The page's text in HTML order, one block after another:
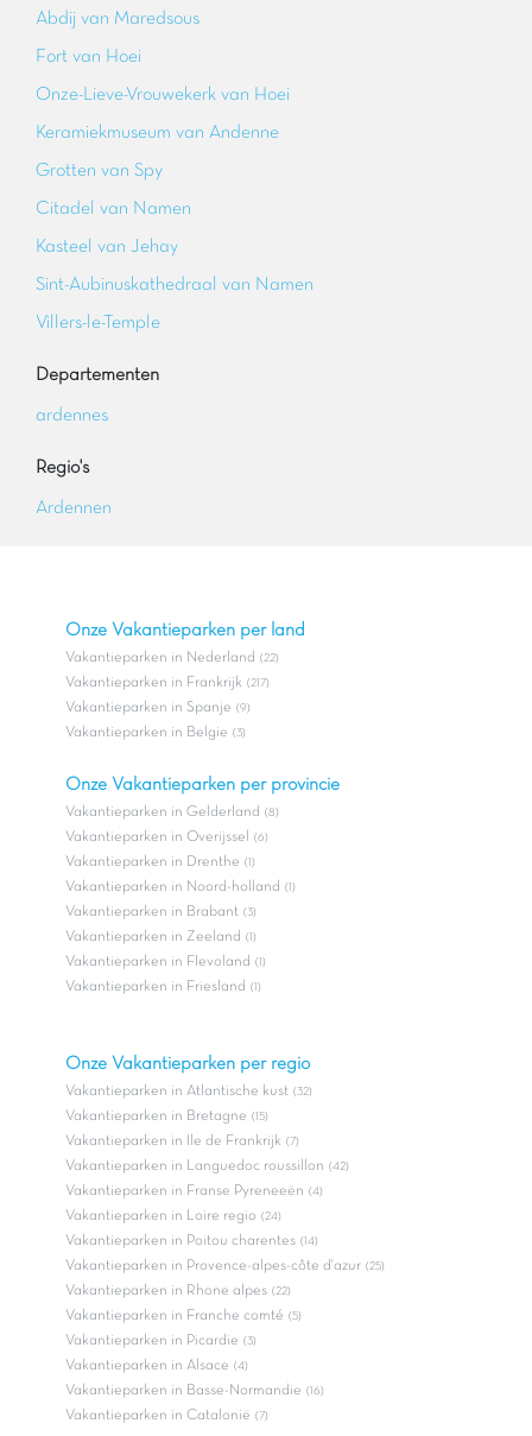
Abdij van Maredsous
Fort van Hoei
Onze-Lieve-Vrouwekerk van Hoei
Keramiekmuseum van Andenne
Grotten van Spy
Citadel van Namen
Kasteel van Jehay
Sint-Aubinuskathedraal van Namen
Villers-le-Temple
Departementen
ardennes
Regio's
Ardennen
Onze Vakantieparken per land
Vakantieparken in Nederland (22)
Vakantieparken in Frankrijk (217)
Vakantieparken in Spanje (9)
Vakantieparken in Belgie (3)
Onze Vakantieparken per provincie
Vakantieparken in Gelderland (8)
Vakantieparken in Overijssel (6)
Vakantieparken in Drenthe (1)
Vakantieparken in Noord-holland (1)
Vakantieparken in Brabant (3)
Vakantieparken in Zeeland (1)
Vakantieparken in Flevoland (1)
Vakantieparken in Friesland (1)
Onze Vakantieparken per regio
Vakantieparken in Atlantische kust (32)
Vakantieparken in Bretagne (15)
Vakantieparken in Ile de Frankrijk (7)
Vakantieparken in Languedoc roussillon (42)
Vakantieparken in Franse Pyreneeën (4)
Vakantieparken in Loire regio (24)
Vakantieparken in Poitou charentes (14)
Vakantieparken in Provence-alpes-côte d'azur (25)
Vakantieparken in Rhone alpes (22)
Vakantieparken in Franche comté (5)
Vakantieparken in Picardie (3)
Vakantieparken in Alsace (4)
Vakantieparken in Basse-Normandie (16)
Vakantieparken in Catalonië (7)